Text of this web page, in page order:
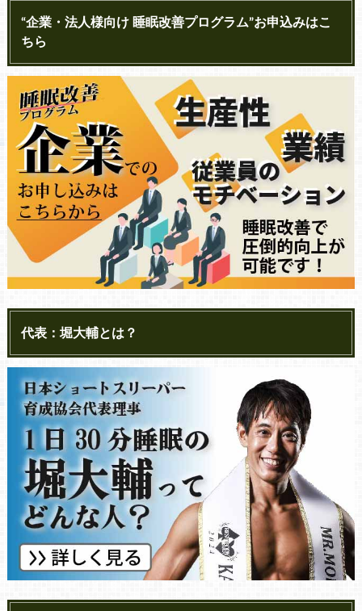
“企業・法人様向け 睡眠改善プログラム”お申込みはこ
ちら
代表：堀大輔とは？